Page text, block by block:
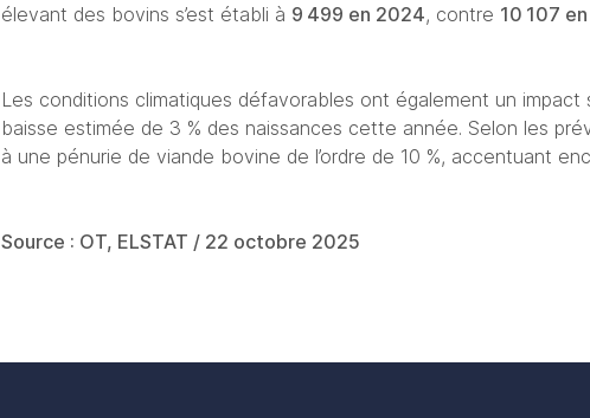
élevant des bovins s’est établi à 9 499 en 2024, contre 10 107
Les conditions climatiques défavorables ont également un
baisse estimée de 3 % des naissances cette année. Selon les
à une pénurie de viande bovine de l’ordre de 10 %, accentuant
Source : OT, ELSTAT / 22 octobre 2025